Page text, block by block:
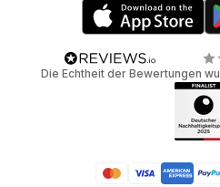
Die Echtheit der Bewertungen